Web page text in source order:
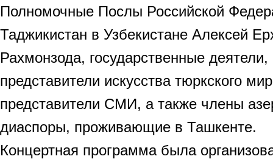
Полномочные Послы Российской
Таджикистан в Узбекистане Алексей
Рахмонзода, государственные
представители искусства тюркского
представители СМИ, а также члены
диаспоры, проживающие в Ташкенте.
Концертная программа была